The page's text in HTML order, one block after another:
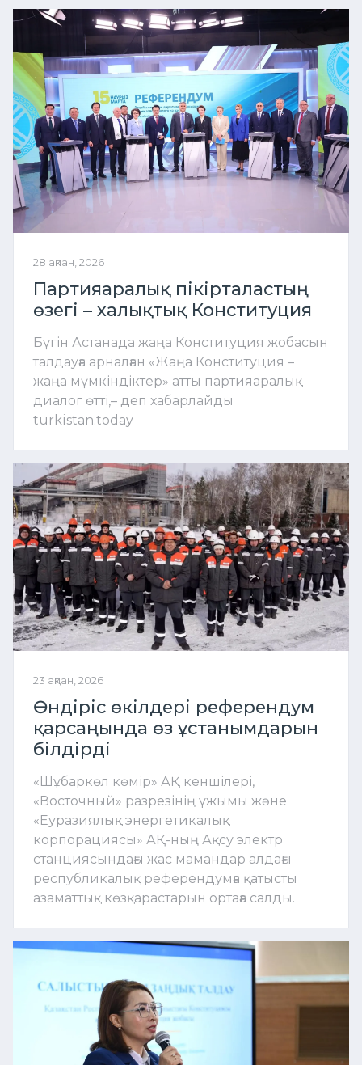
28 ақпан, 2026
Партияаралық пікірталастың
өзегі – халықтық Конституция
Бүгін Астанада жаңа Конституция жобасын
талдауға арналған «Жаңа Конституция –
жаңа мүмкіндіктер» атты партияаралық
диалог өтті,– деп хабарлайды
turkistan.today
23 ақпан, 2026
Өндіріс өкілдері референдум
қарсаңында өз ұстанымдарын
білдірді
«Шұбаркөл көмір» АҚ кеншілері,
«Восточный» разрезінің ұжымы және
«Еуразиялық энергетикалық
корпорациясы» АҚ-ның Ақсу электр
станциясындағы жас мамандар алдағы
республикалық референдумға қатысты
азаматтық көзқарастарын ортаға салды.